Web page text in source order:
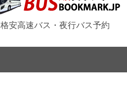
格安高速バス・夜行バス予約